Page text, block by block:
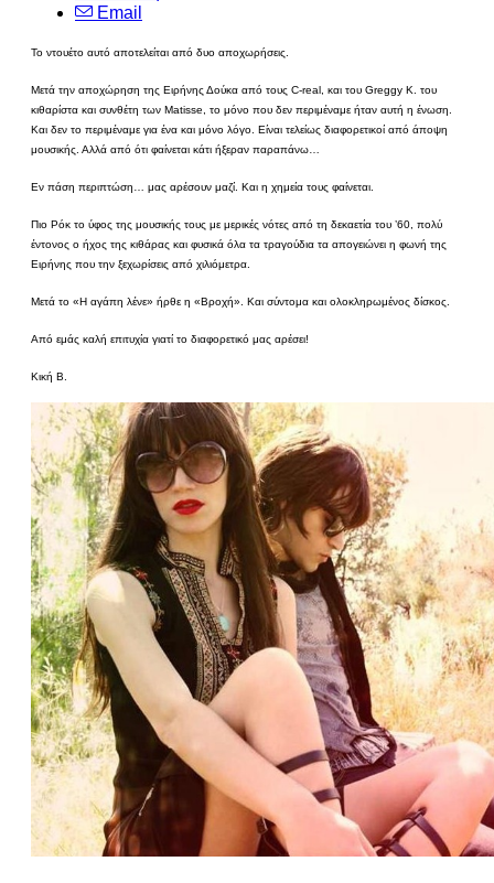
Email
Το ντουέτο αυτό αποτελείται από δυο αποχωρήσεις.
Μετά την αποχώρηση της Ειρήνης Δούκα από τους C-real, και του Greggy K. του
κιθαρίστα και συνθέτη των Matisse, το μόνο που δεν περιμέναμε ήταν αυτή η ένωση.
Και δεν το περιμέναμε για ένα και μόνο λόγο. Είναι τελείως διαφορετικοί από άποψη
μουσικής. Αλλά από ότι φαίνεται κάτι ήξεραν παραπάνω…
Εν πάση περιπτώση… μας αρέσουν μαζί. Και η χημεία τους φαίνεται.
Πιο Ρόκ το ύφος της μουσικής τους με μερικές νότες από τη δεκαετία του ’60, πολύ
έντονος ο ήχος της κιθάρας και φυσικά όλα τα τραγούδια τα απογειώνει η φωνή της
Ειρήνης που την ξεχωρίσεις από χιλιόμετρα.
Μετά το «Η αγάπη λένε» ήρθε η «Βροχή». Και σύντομα και ολοκληρωμένος δίσκος.
Από εμάς καλή επιτυχία γιατί το διαφορετικό μας αρέσει!
Κική Β.